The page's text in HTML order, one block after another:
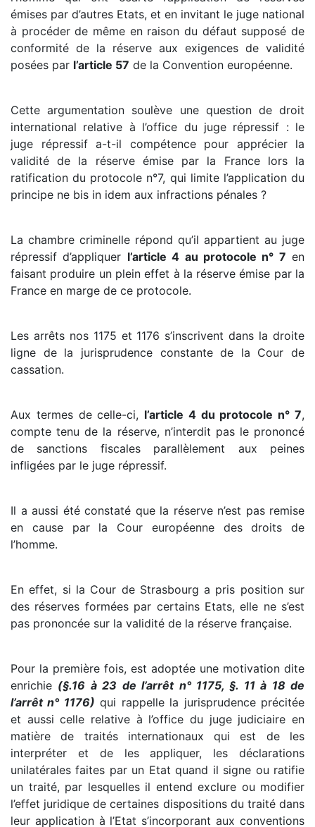
émises par d’autres Etats, et en invitant le juge national
à procéder de même en raison du défaut supposé de
conformité de la réserve aux exigences de validité
posées par l’article 57 de la Convention européenne.
Cette argumentation soulève une question de droit
international relative à l’office du juge répressif : le
juge répressif a-t-il compétence pour apprécier la
validité de la réserve émise par la France lors la
ratification du protocole n°7, qui limite l’application du
principe ne bis in idem aux infractions pénales ?
La chambre criminelle répond qu’il appartient au juge
répressif d’appliquer l’article 4 au protocole n° 7 en
faisant produire un plein effet à la réserve émise par la
France en marge de ce protocole.
Les arrêts nos 1175 et 1176 s’inscrivent dans la droite
ligne de la jurisprudence constante de la Cour de
cassation.
Aux termes de celle-ci, l’article 4 du protocole n° 7,
compte tenu de la réserve, n’interdit pas le prononcé
de sanctions fiscales parallèlement aux peines
infligées par le juge répressif.
Il a aussi été constaté que la réserve n’est pas remise
en cause par la Cour européenne des droits de
l’homme.
En effet, si la Cour de Strasbourg a pris position sur
des réserves formées par certains Etats, elle ne s’est
pas prononcée sur la validité de la réserve française.
Pour la première fois, est adoptée une motivation dite
enrichie (§.16 à 23 de l’arrêt n° 1175, §. 11 à 18 de
l’arrêt n° 1176) qui rappelle la jurisprudence précitée
et aussi celle relative à l’office du juge judiciaire en
matière de traités internationaux qui est de les
interpréter et de les appliquer, les déclarations
unilatérales faites par un Etat quand il signe ou ratifie
un traité, par lesquelles il entend exclure ou modifier
l’effet juridique de certaines dispositions du traité dans
leur application à l’Etat s’incorporant aux conventions